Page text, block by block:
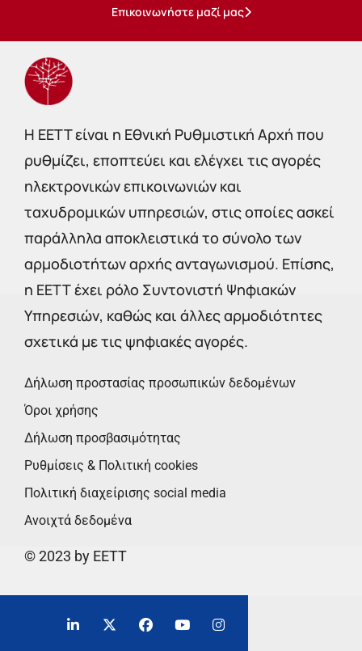
Επικοινωνήστε μαζί μας
Η EETT είναι η Εθνική Ρυθμιστική Αρχή που
ρυθμίζει, εποπτεύει και ελέγχει τις αγορές
ηλεκτρονικών επικοινωνιών και
ταχυδρομικών υπηρεσιών, στις οποίες ασκεί
παράλληλα αποκλειστικά το σύνολο των
αρμοδιοτήτων αρχής ανταγωνισμού. Επίσης,
η ΕΕΤΤ έχει ρόλο Συντονιστή Ψηφιακών
Υπηρεσιών, καθώς και άλλες αρμοδιότητες
σχετικά με τις ψηφιακές αγορές.
Δήλωση προστασίας προσωπικών δεδομένων
Όροι χρήσης
Δήλωση προσβασιμότητας
Ρυθμίσεις & Πολιτική cookies
Πολιτική διαχείρισης social media
Ανοιχτά δεδομένα
© 2023 by EETT